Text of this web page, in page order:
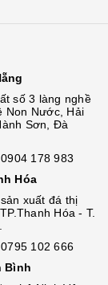
số 3 làng nghề
Non Nước, Hải
Sơn, Đà
178 983
Hóa
xuất đá thị
Hóa - T.
102 666
Bình